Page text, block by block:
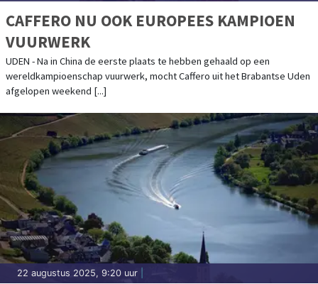
CAFFERO NU OOK EUROPEES KAMPIOEN
VUURWERK
UDEN - Na in China de eerste plaats te hebben gehaald op een
wereldkampioenschap vuurwerk, mocht Caffero uit het Brabantse Uden
afgelopen weekend [...]
22 augustus 2025, 9:20 uur